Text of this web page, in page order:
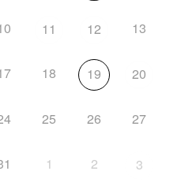
11 12 13
18 19 20
25 26 27
1 2 3